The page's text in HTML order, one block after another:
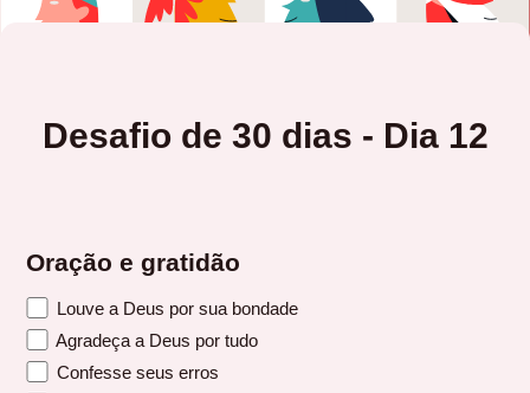
Desafio de 30 dias - Dia 12
Oração e gratidão
Louve a Deus por sua bondade
Agradeça a Deus por tudo
Confesse seus erros